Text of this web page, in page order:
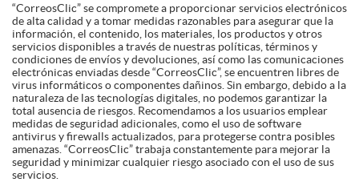
“CorreosClic” se compromete a proporcionar servicios electrónicos
de alta calidad y a tomar medidas razonables para asegurar que la
información, el contenido, los materiales, los productos y otros
servicios disponibles a través de nuestras políticas, términos y
condiciones de envíos y devoluciones, así como las comunicaciones
electrónicas enviadas desde “CorreosClic”, se encuentren libres de
virus informáticos o componentes dañinos. Sin embargo, debido a la
naturaleza de las tecnologías digitales, no podemos garantizar la
total ausencia de riesgos. Recomendamos a los usuarios emplear
medidas de seguridad adicionales, como el uso de software
antivirus y firewalls actualizados, para protegerse contra posibles
amenazas. “CorreosClic” trabaja constantemente para mejorar la
seguridad y minimizar cualquier riesgo asociado con el uso de sus
servicios.